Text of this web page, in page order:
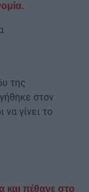
της
στον
γίνει το
και πέθανε στο